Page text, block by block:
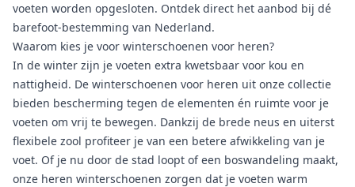
voeten worden opgesloten. Ontdek direct het aanbod bij dé
barefoot-bestemming van Nederland.
Waarom kies je voor winterschoenen voor heren?
In de winter zijn je voeten extra kwetsbaar voor kou en
nattigheid. De winterschoenen voor heren uit onze collectie
bieden bescherming tegen de elementen én ruimte voor je
voeten om vrij te bewegen. Dankzij de brede neus en uiterst
flexibele zool profiteer je van een betere afwikkeling van je
voet. Of je nu door de stad loopt of een boswandeling maakt,
onze heren winterschoenen zorgen dat je voeten warm